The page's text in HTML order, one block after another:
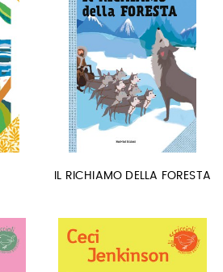
IL RICHIAMO DELLA FORESTA